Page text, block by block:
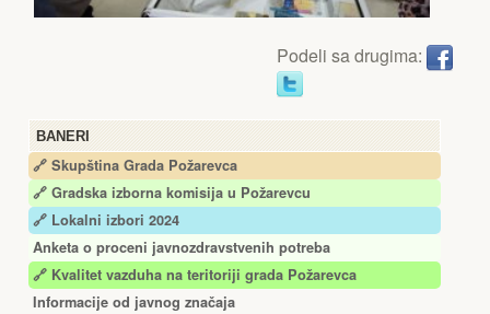
BANERI
🔗 Skupština Grada Požarevca
🔗 Gradska izborna komisija u Požarevcu
🔗 Lokalni izbori 2024
Anketa o proceni javnozdravstvenih potreba
🔗 Kvalitet vazduha na teritoriji grada Požarevca
Informacije od javnog značaja
Podeli sa drugima: